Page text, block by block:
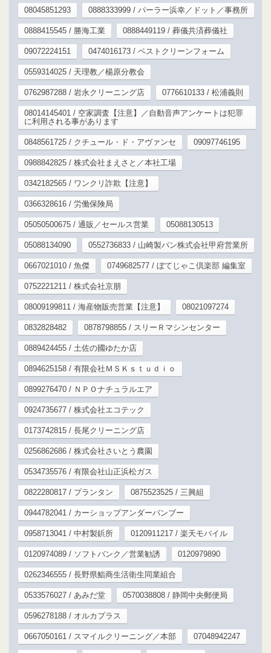
08045851293 0888333999 / パーラー浜幸／ドット／事務所
0888415545 / 勝海工業 0888449119 / 葬儀共済葬儀社
09072224151 0474016173 / ベストクリーンフォーム
0559314025 / 天理教／楊原分教会
0762987288 / 岩永クリーニング店 0776610133 / 松浦義則
08014145401 / 空家調査【注意】／自動音声アンケートは犯罪
に利用される事があります
0848561725 / クチュール・ド・アヴァンセ 09097746195
0988842825 / 株式会社まえさと／本社工場
0342182565 / ワンクリ詐欺【注意】
0366328616 / 労働保険局
05050500675 / 通販／セールス営業 05088130513
05088134090 0552736833 / 山崎製パン株式会社甲府営業所
0667021010 / 魚傑 0749682577 / ぼてじゃこ倶楽部 編集室
0752221211 / 株式会社京朋
08009199811 / 海産物販売営業【注意】 08021097274
0832828482 0878798855 / スリーＲマシンセンター
0889424455 / 土佐の國ゆたか店
0894625158 / 有限会社ＭＳＫｓｔｕｄｉｏ
0899276470 / ＮＰＯナチュラルエア
0924735677 / 株式会社エコテック
0173742815 / 長尾クリーニング店
0256862686 / 株式会社さいとう農園
0534735576 / 有限会社山正浜松ガス
0822280817 / プランタン 0875523525 / 三興組
0944782041 / カーショップアンダーバンブー
0958713041 / 中村製鋲所 0120911217 / 楽天モバイル
0120974089 / ソフトバンク／営業勧誘 0120979890
0262346555 / 長野県鮨商生活衛生同業組合
0533576027 / あみだ堂 0570038808 / 静岡中央郵便局
0596278188 / オルカプラス
0667050161 / スマイルクリーニング／本部 07048942247